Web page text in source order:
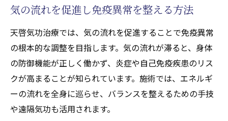
気の流れを促進し免疫異常を整える方法
天啓気功治療では、気の流れを促進することで免疫異常
の根本的な調整を目指します。気の流れが滞ると、身体
の防御機能が正しく働かず、炎症や自己免疫疾患のリス
クが高まることが知られています。施術では、エネルギ
ーの流れを全身に巡らせ、バランスを整えるための手技
や遠隔気功も活用されます。